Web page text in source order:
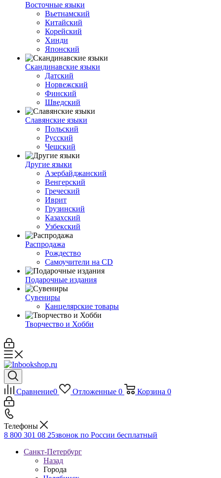
Восточные языки
Вьетнамский
Китайский
Корейский
Хинди
Японский
Скандинавские языки
Датский
Норвежский
Финский
Шведский
Славянские языки
Польский
Русский
Чешский
Другие языки
Азербайджанский
Венгерский
Греческий
Иврит
Грузинский
Казахский
Узбекский
Распродажа
Рождество
Самоучители на CD
Подарочные издания
Сувениры
Канцелярские товары
Творчество и Хобби
Сравнение0 Отложенные 0 Корзина 0
Телефоны
8 800 301 08 25звонок по России бесплатный
Санкт-Петербург
Назад
Города